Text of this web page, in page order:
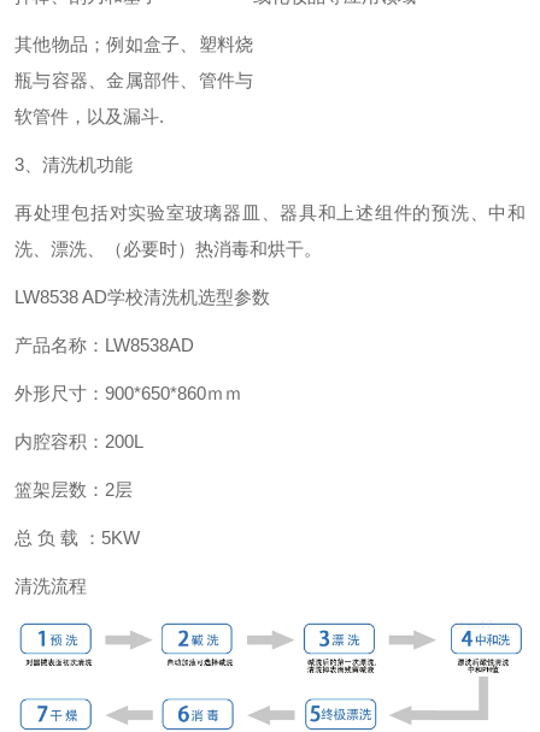
其他物品；例如盒子、塑料烧
瓶与容器、金属部件、管件与
软管件，以及漏斗.
3、清洗机功能
再处理包括对实验室玻璃器皿、器具和上述组件的预洗、中和
洗、漂洗、（必要时）热消毒和烘干。
LW8538 AD学校清洗机选型参数
产品名称：LW8538AD
外形尺寸：900*650*860ｍｍ
内腔容积：200L
篮架层数：2层
总 负 载 ：5KW
清洗流程